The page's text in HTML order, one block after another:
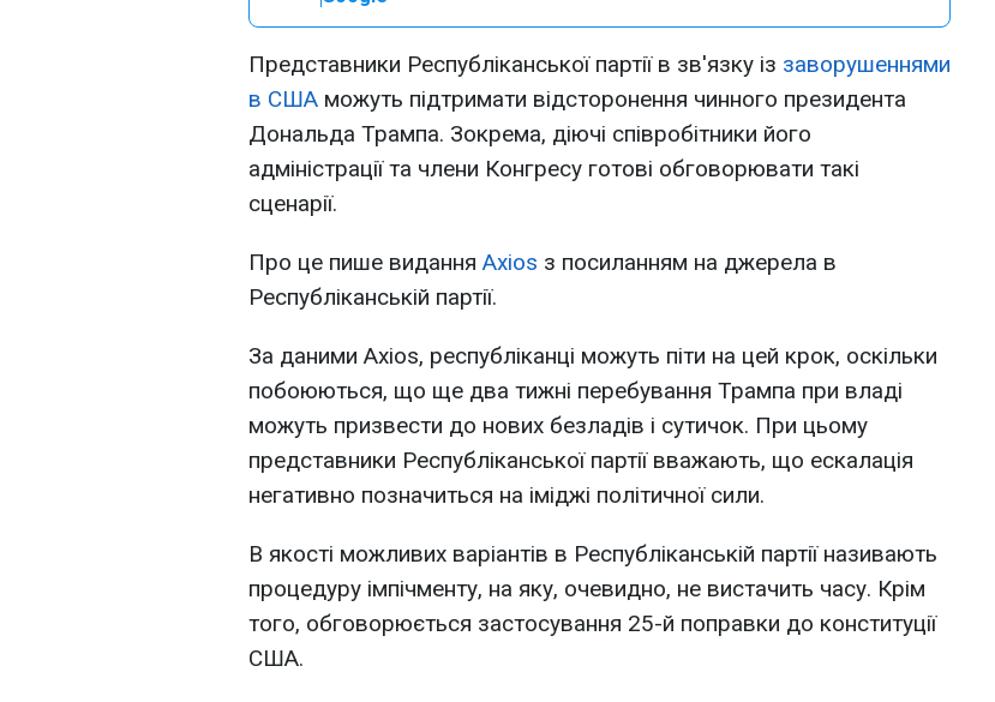
Представники Республіканської партії в зв'язку із заворушеннями
в США можуть підтримати відсторонення чинного президента
Дональда Трампа. Зокрема, діючі співробітники його
адміністрації та члени Конгресу готові обговорювати такі
сценарії.
Про це пише видання Axios з посиланням на джерела в
Республіканській партії.
За даними Axios, республіканці можуть піти на цей крок, оскільки
побоюються, що ще два тижні перебування Трампа при владі
можуть призвести до нових безладів і сутичок. При цьому
представники Республіканської партії вважають, що ескалація
негативно позначиться на іміджі політичної сили.
В якості можливих варіантів в Республіканській партії називають
процедуру імпічменту, на яку, очевидно, не вистачить часу. Крім
того, обговорюється застосування 25-й поправки до конституції
США.